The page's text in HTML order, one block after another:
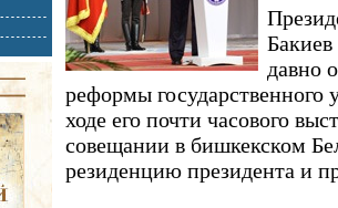
Бакиев
давно
реформы государственного
ходе его почти часового
совещании в бишкекском
резиденцию президента и